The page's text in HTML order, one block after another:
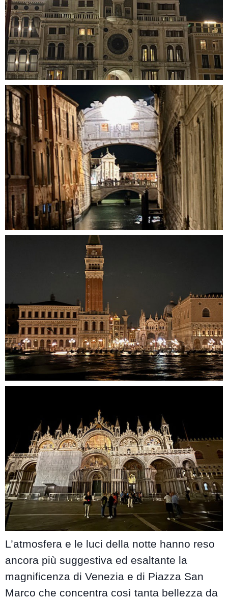
L’atmosfera e le luci della notte hanno reso
ancora più suggestiva ed esaltante la
magnificenza di Venezia e di Piazza San
Marco che concentra così tanta bellezza da